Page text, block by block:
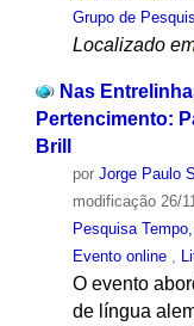
Grupo de
Localizado
Nas
Pertencimento:
Brill
por Jorge Paulo
modificação26/
Pesquisa
Evento online
O evento
de língua